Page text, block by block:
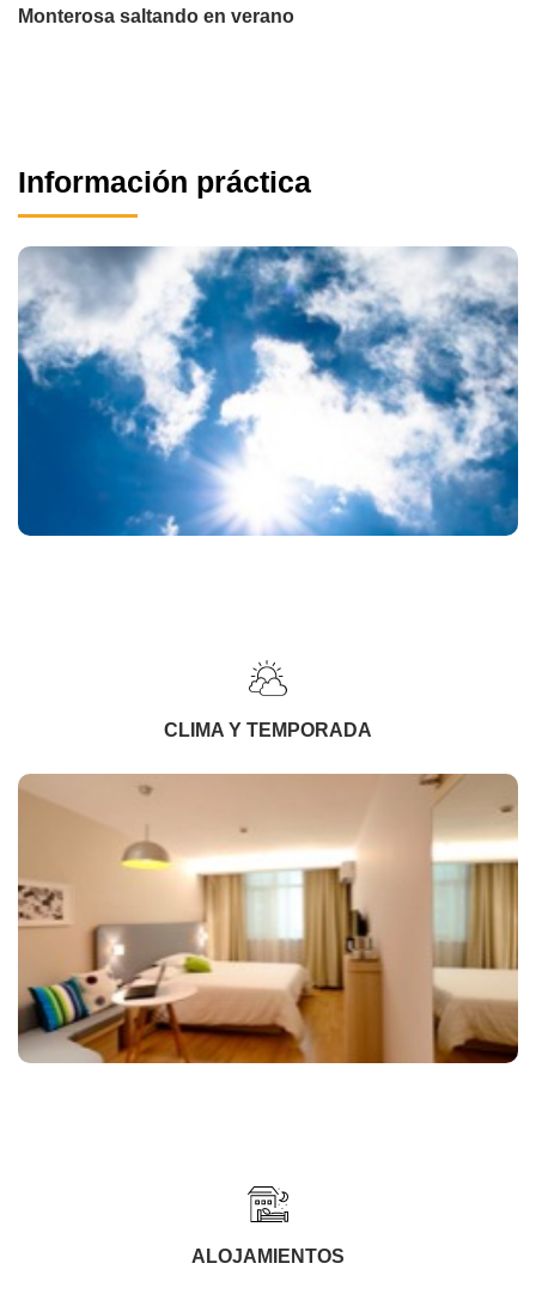
Monterosa saltando en verano
Información práctica
CLIMA Y TEMPORADA
ALOJAMIENTOS